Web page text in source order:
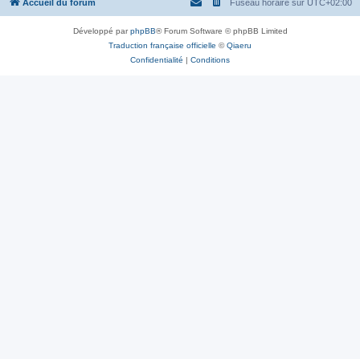
Accueil du forum Fuseau horaire sur UTC+02:00
Développé parphpBB® Forum Software © phpBB Limited
Traduction française officielle ©Qiaeru
Confidentialité | Conditions